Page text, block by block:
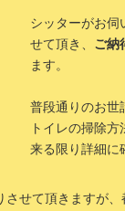
シッターがお伺
せて頂き、 ご納
ます。
普段通りのお世
トイレの掃除
来る限り詳細に
せて頂きますが